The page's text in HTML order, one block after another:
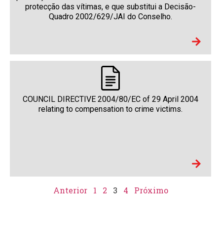
protecção das vítimas, e que substitui a Decisão-
Quadro 2002/629/JAI do Conselho.
COUNCIL DIRECTIVE 2004/80/EC of 29 April 2004
relating to compensation to crime victims.
Anterior 1 2 3 4 Próximo